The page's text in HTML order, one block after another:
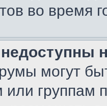
во время
могут
или группам